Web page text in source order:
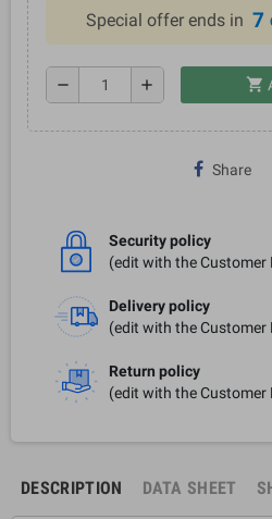
Special offer ends in 7
remove add shopping_cart
Share
Security policy
(edit with the Customer
Delivery policy
(edit with the Customer
Return policy
(edit with the Customer
DESCRIPTION DATA SHEET